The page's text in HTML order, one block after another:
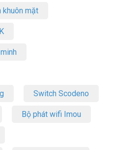
hoặc liên hệ đặt hàng
– (04) 6256 1111 – (04) 3273
khuôn mặt
Switch Scodeno
Bộ phát wifi Imou